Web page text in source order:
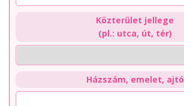
Közterület jellege
(pl.: utca, út, tér)
Házszám, emelet, ajtó